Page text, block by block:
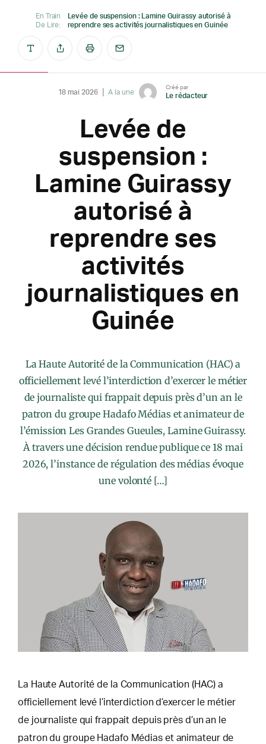
En Train
De Lire:
Levée de suspension : Lamine Guirassy autorisé à
reprendre ses activités journalistiques en Guinée
18 mai 2026 A la une
Créé par
Le rédacteur
Levée de
suspension :
Lamine Guirassy
autorisé à
reprendre ses
activités
journalistiques en
Guinée
La Haute Autorité de la Communication (HAC) a
officiellement levé l’interdiction d’exercer le métier
de journaliste qui frappait depuis près d’un an le
patron du groupe Hadafo Médias et animateur de
l’émission Les Grandes Gueules, Lamine Guirassy.
À travers une décision rendue publique ce 18 mai
2026, l’instance de régulation des médias évoque
une volonté […]
La Haute Autorité de la Communication (HAC) a
officiellement levé l’interdiction d’exercer le métier
de journaliste qui frappait depuis près d’un an le
patron du groupe Hadafo Médias et animateur de